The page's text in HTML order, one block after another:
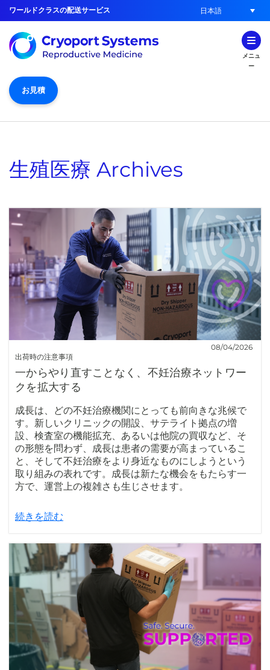
ワールドクラスの配送サービス 日本語
メニュ
ー
お見積
生殖医療 Archives
出荷時の注意事項
08/04/2026
一からやり直すことなく、不妊治療ネットワー
クを拡大する
成長は、どの不妊治療機関にとっても前向きな兆候で
す。新しいクリニックの開設、サテライト拠点の増
設、検査室の機能拡充、あるいは他院の買収など、そ
の形態を問わず、成長は患者の需要が高まっているこ
と、そして不妊治療をより身近なものにしようという
取り組みの表れです。成長は新たな機会をもたらす一
方で、運営上の複雑さも生じさせます。
続きを読む